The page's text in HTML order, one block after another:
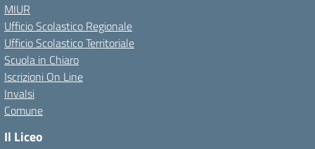
MIUR
Ufficio Scolastico Regionale
Ufficio Scolastico Territoriale
Scuola in Chiaro
Iscrizioni On Line
Invalsi
Comune
Il Liceo